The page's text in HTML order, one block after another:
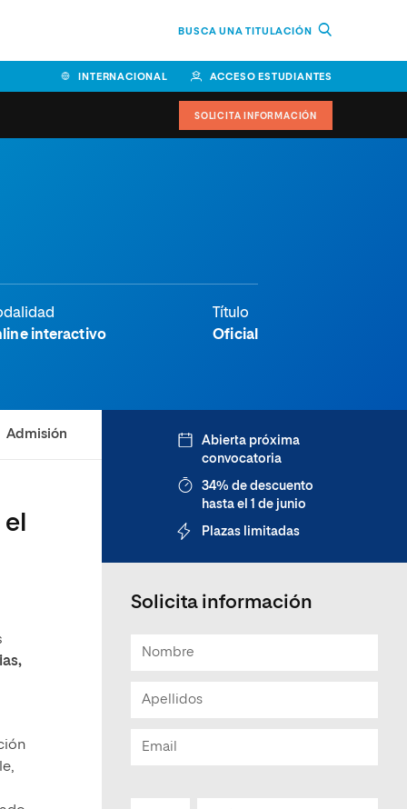
BUSCA UNA TITULACIÓN
INTERNACIONAL ACCESO ESTUDIANTES
SOLICITA INFORMACIÓN
interactivo
Título
Oficial
Admisión
Abierta próxima
convocatoria
34% de descuento
hasta el 1 de junio
Plazas limitadas
Solicita información